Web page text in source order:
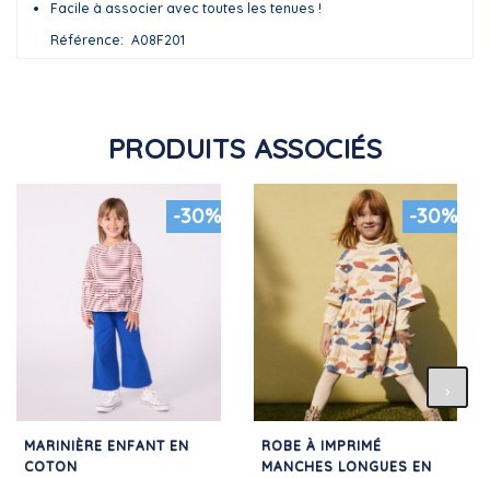
Facile à associer avec toutes les tenues !
Référence
A08F201
PRODUITS ASSOCIÉS
-30%
MARINIÈRE ENFANT EN
COTON
-30%
ROBE À IMPRIMÉ
MANCHES LONGUES EN